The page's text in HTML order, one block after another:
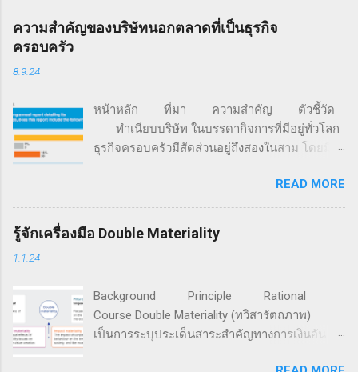
ความสำคัญของบริษัทนอกตลาดที่เป็นธุรกิจ
ครอบครัว
8.9.24
หน้าหลัก ที่มา ความสำคัญ ตัวชี้วัด
ทำเนียบบริษัท ในบรรดากิจการที่มีอยู่ทั่วโลก
ธุรกิจครอบครัวมีสัดส่วนอยู่ถึงสองในสาม โดยมี
สัดส่วนการจ้างงานอยู่ราว 60% นอกจากนี้ 85%
ของธุรกิจสตาร์ตอัปทั่วโลก ถูกก่อตั้งขึ้นด้วยเงิน
จากครอบครัว (ที่มา: FFI Global Data Points) จาก
ข้อมูลการสำรวจของ Family Business Network
ใน 65 ประเทศทั่วโลก ระบุว่า แม้กิจการครอบครัว
จะให้ความสำคัญเพิ่มขึ้นกับประเด็นสิ่งแวดล้อม
สังคม และธรรมาภิบาล (ESG) แต่เกือบ 60% ของ
READ MORE
รู้จักเครื่องมือ Double Materiality
1.1.24
Background Principle Rational
Course Double Materiality (ทวิสารัตถภาพ)
เป็นการระบุประเด็นสาระสำคัญทางการเงินอัน